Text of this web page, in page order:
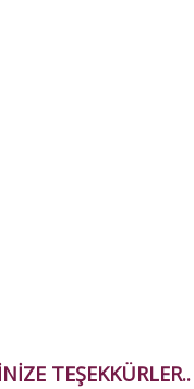
TEŞEKKÜRLER..